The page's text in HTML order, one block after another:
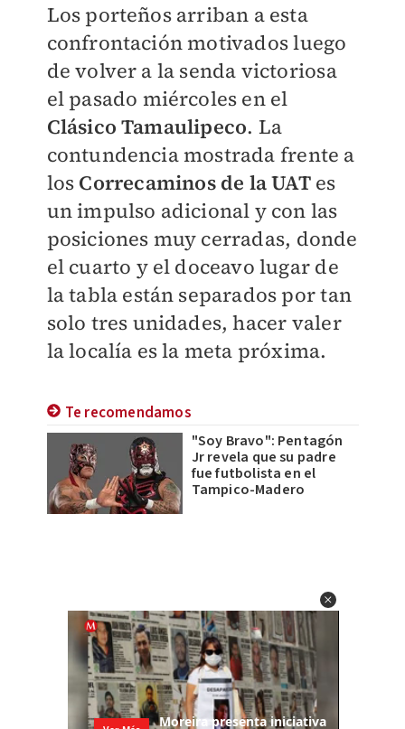
Los porteños arriban a esta
confrontación motivados luego
de volver a la senda victoriosa
el pasado miércoles en el
Clásico Tamaulipeco. La
contundencia mostrada frente a
los Correcaminos de la UATes
un impulso adicional y con las
posiciones muy cerradas, donde
el cuarto y el doceavo lugar de
la tabla están separados por tan
solo tres unidades, hacer valer
la localía es la meta próxima.
Te recomendamos
"Soy Bravo": Pentagón
Jr revela que su padre
fue futbolista en el
Tampico-Madero